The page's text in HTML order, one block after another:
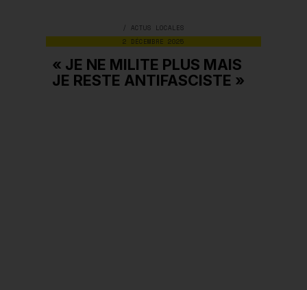
2 DÉCEMBRE 2025
/ ACTUS LOCALES
« JE NE MILITE PLUS MAIS
JE RESTE ANTIFASCISTE »